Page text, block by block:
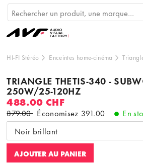
HI-FI Stéréo Enceintes home-cinéma
TRIANGLE THETIS-340 -
250W/25-120HZ
488.00 CHF
879.00 Économisez 391.00
En
Noir brillant
AJOUTER AU PANIER